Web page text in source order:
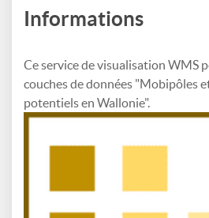
Informations
Ce service de visualisation WMS
couches de données "Mobipôles
potentiels en Wallonie".